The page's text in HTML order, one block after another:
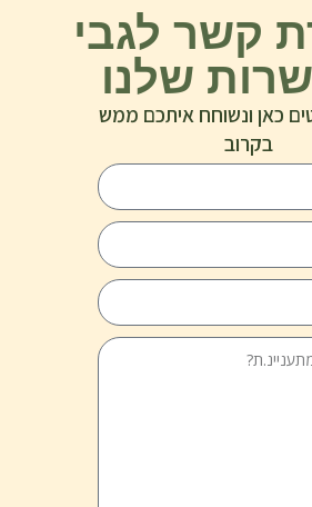
קשר לגבי
שלנו
כאן ונשוחח איתכם ממש
בקרוב